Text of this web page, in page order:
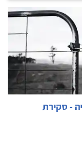
- סקירת